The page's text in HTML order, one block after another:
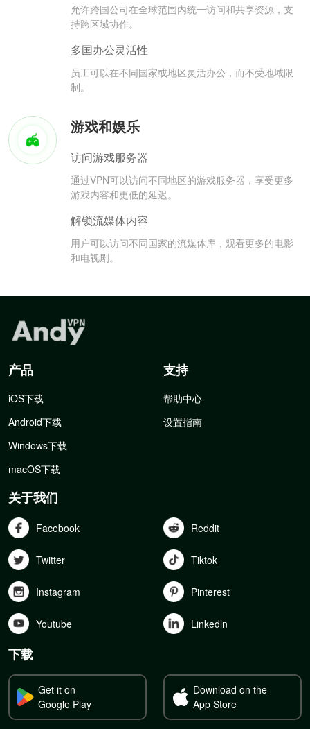
允许跨国公司在全球范围内统一访问和共享资源，支
持跨区域协作。
多国办公灵活性
员工可以在不同国家或地区灵活办公，而不受地域限
制。
游戏和娱乐
访问游戏服务器
通过VPN可以访问不同地区的游戏服务器，享受更多
游戏内容和更低的延迟。
解锁流媒体内容
用户可以访问不同国家的流媒体库，观看更多的电影
和电视剧。
产品
iOS下载
Android下载
Windows下载
macOS下载
支持
帮助中心
设置指南
关于我们
Facebook Reddit
Twitter Tiktok
Instagram Pinterest
Youtube Linkedln
下载
Get it on
Google Play
Download on the
App Store